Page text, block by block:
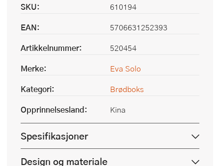
SKU:
610194
EAN:
5706631252393
Artikkelnummer:
520454
Merke:
Eva Solo
Kategori:
Brødboks
Opprinnelsesland:
Kina
Spesifikasjoner
Design og materiale